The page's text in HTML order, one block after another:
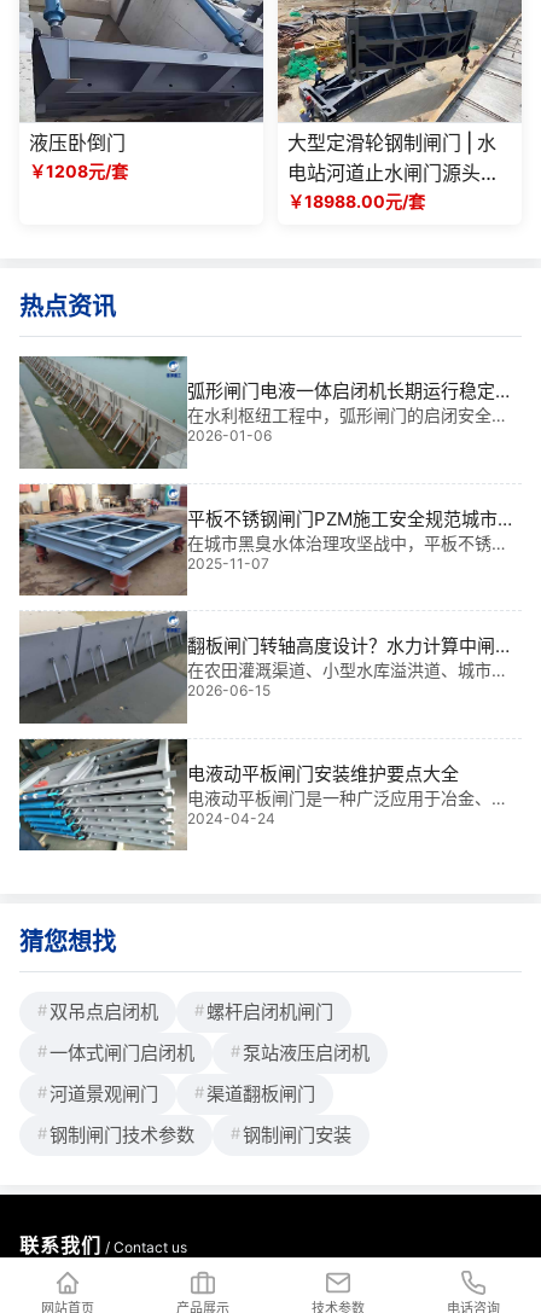
液压卧倒门
￥1208元/套
大型定滑轮钢制闸门 | 水
电站河道止水闸门源头厂
家
￥18988.00元/套
热点资讯
弧形闸门电液一体启闭机长期运行稳定性
电气接线原理图|稳如磐石的智能守护者
在水利枢纽工程中，弧形闸门的启闭安全直
接关系到防洪、发电与通航命脉。我参与过
体启闭机，是闸门“动得准、停得稳”的核心保
障。而实现这一目标的关键——正是那张看
似
2026-01-06
平板不锈钢闸门PZM施工安全规范城市黑
臭水体治理大流量稳定|智控防蚀新标杆
在城市黑臭水体治理攻坚战中，平板不锈钢
闸门PZM施工安全规范城市黑臭水体治理大
流量稳定，正成为保障河道生态修复与排水
系统**运行的核心装备。其耐腐蚀、高密
封、长寿命特性，尤其适用于复杂水质环
境。以30
2025-11-07
翻板闸门转轴高度设计？水力计算中闸前
水深1/3的平衡条件
在农田灌溉渠道、小型水库溢洪道、城市景
观水系及山区河道治理中，翻板闸门转轴高
握水力计算中闸前水深1/3的平衡条件，则是
解决汛期自动泄洪与枯水期蓄水保水矛盾的
核心*
2026-06-15
电液动平板闸门安装维护要点大全
电液动平板闸门是一种广泛应用于冶金、矿
山、煤炭、电力、机械、粮食、水泥、化
工、水利、运输等行业，是不可缺少的通插
2024-04-24
猜您想找
双吊点启闭机
螺杆启闭机闸门
一体式闸门启闭机
泵站液压启闭机
河道景观闸门
渠道翻板闸门
钢制闸门技术参数
钢制闸门安装
联系我们 / Contact us
公司地址：河北省邢台市新河县白神首乡夏神首村
网站首页 产品展示 技术参数 电话咨询